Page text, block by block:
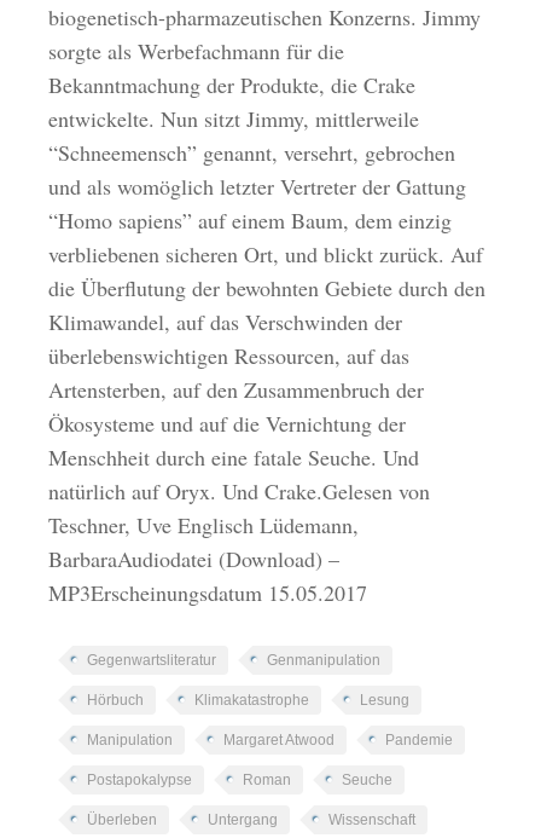
biogenetisch-pharmazeutischen Konzerns. Jimmy
sorgte als Werbefachmann für die
Bekanntmachung der Produkte, die Crake
entwickelte. Nun sitzt Jimmy, mittlerweile
“Schneemensch” genannt, versehrt, gebrochen
und als womöglich letzter Vertreter der Gattung
“Homo sapiens” auf einem Baum, dem einzig
verbliebenen sicheren Ort, und blickt zurück. Auf
die Überflutung der bewohnten Gebiete durch den
Klimawandel, auf das Verschwinden der
überlebenswichtigen Ressourcen, auf das
Artensterben, auf den Zusammenbruch der
Ökosysteme und auf die Vernichtung der
Menschheit durch eine fatale Seuche. Und
natürlich auf Oryx. Und Crake.Gelesen von
Teschner, Uve Englisch Lüdemann,
BarbaraAudiodatei (Download) –
MP3Erscheinungsdatum 15.05.2017
Gegenwartsliteratur Genmanipulation
Hörbuch Klimakatastrophe Lesung
Manipulation Margaret Atwood Pandemie
Postapokalypse Roman Seuche
Überleben Untergang Wissenschaft